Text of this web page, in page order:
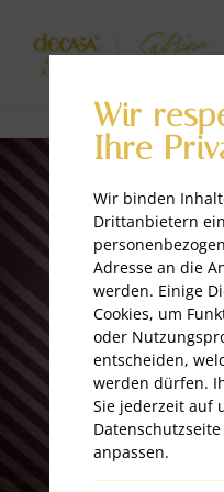
Wir
Ihre
Wir binden
Drittanbietern
Adresse an die
werden. Einige
Cookies, um
oder
entscheiden,
werden dürfen.
Sie jederzeit auf
anpassen.